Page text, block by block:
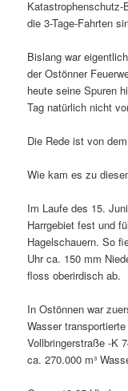
Katastrophenschutz-
die 3-Tage-Fahrten
Bislang war
der Ostönner
heute seine Spuren
Tag natürlich nicht
Die Rede ist von
Wie kam es zu
Im Laufe des 15.
Harrgebiet fest und
Hagelschauern. So
Uhr ca. 150 mm
floss oberirdisch ab.
In Ostönnen war
Wasser
Vollbringerstraße -K
ca. 270.000 m³